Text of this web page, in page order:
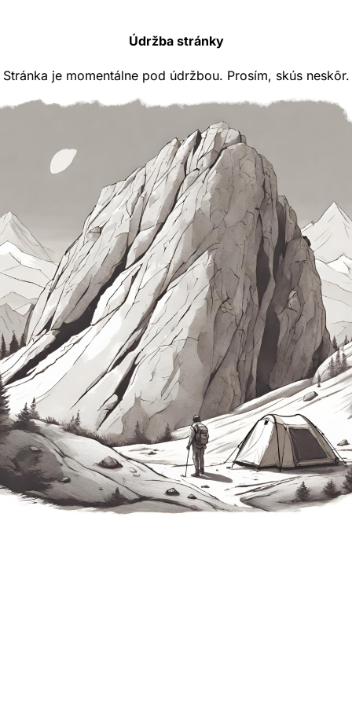
Údržba stránky
Stránka je momentálne pod údržbou. Prosím, skús neskôr.